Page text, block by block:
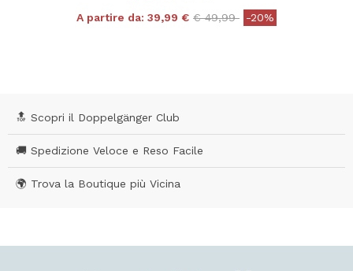
A partire da: 39,99 € Price reduced from
€ 49,99to-20%
🔝 Scopri il Doppelgänger Club
🚚 Spedizione Veloce e Reso Facile
🌍 Trova la Boutique più Vicina